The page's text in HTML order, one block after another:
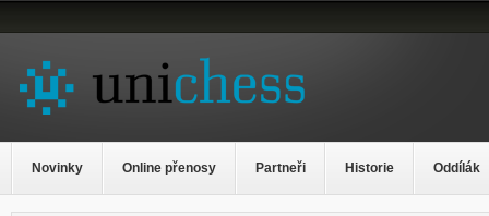
Novinky Online přenosy Partneři Historie Oddílák